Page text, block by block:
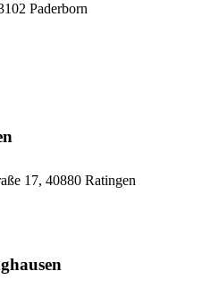
Paderborn
17, 40880 Ratingen